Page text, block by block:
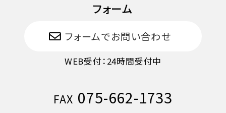
フォーム
フォームでお問い合わせ
WEB受付：24時間受付中
FAX 075-662-1733